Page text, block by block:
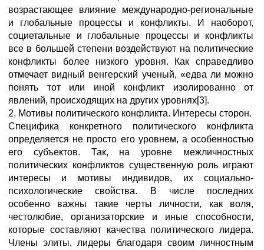
возрастающее влияние международно-региональные
и глобальные процессы и конфликты. И наоборот,
социетальные и глобальные процессы и конфликты
все в большей степени воздействуют на политические
конфликты более низкого уровня. Как справедливо
отмечает видный венгерский ученый, «едва ли можно
понять тот или иной конфликт изолированно от
явлений, происходящих на других уровнях[3].
2. Мотивы политического конфликта. Интересы сторон.
Специфика конкретного политического конфликта
определяется не просто его уровнем, а особенностью
его субъектов. Так, на уровне межличностных
политических конфликтов существенную роль играют
интересы и мотивы индивидов, их социально-
психологические свойства. В числе последних
особенно важны такие черты личности, как воля,
честолюбие, организаторские и иные способности,
которые составляют качества политического лидера.
Члены элиты, лидеры благодаря своим личностным